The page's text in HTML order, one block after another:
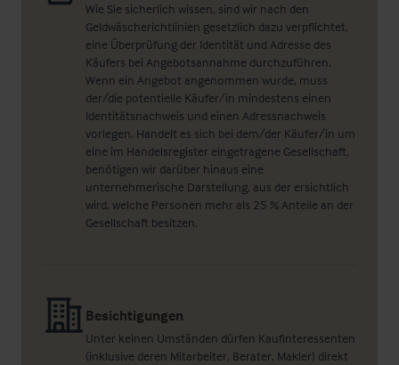
Wie Sie sicherlich wissen, sind wir nach den
Geldwäscherichtlinien gesetzlich dazu verpflichtet,
eine Überprüfung der Identität und Adresse des
Käufers bei Angebotsannahme durchzuführen.
Wenn ein Angebot angenommen wurde, muss
der/die potentielle Käufer/in mindestens einen
Identitätsnachweis und einen Adressnachweis
vorlegen. Handelt es sich bei dem/der Käufer/in um
eine im Handelsregister eingetragene Gesellschaft,
benötigen wir darüber hinaus eine
unternehmerische Darstellung, aus der ersichtlich
wird, welche Personen mehr als 25 % Anteile an der
Gesellschaft besitzen.
Besichtigungen
Unter keinen Umständen dürfen Kaufinteressenten
(inklusive deren Mitarbeiter, Berater, Makler) direkt